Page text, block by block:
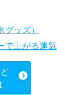
ッズ）
で上がる運気